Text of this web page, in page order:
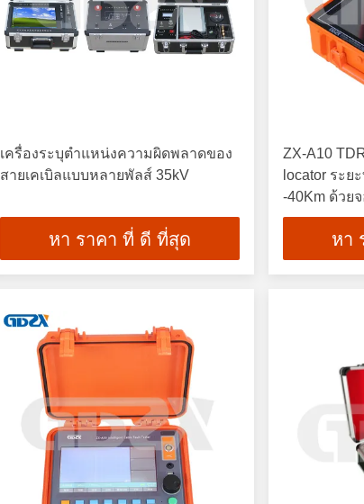
เครื่องระบุตำแหน่งความผิดพลาดของ
สายเคเบิลแบบหลายพัลส์ 35kV
หา ราคา ที่ ดี ที่สุด
ZX-A10
locator ระย
-40Km ด้วย
หา